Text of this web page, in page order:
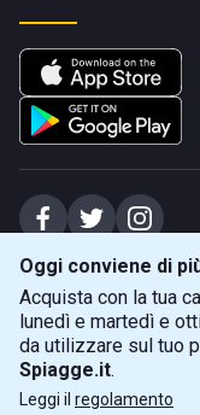
Oggi conviene di
Acquista con la tua
lunedì e martedì e
da utilizzare sul tuo
Spiagge.it.
Leggi il regolamento
Spiagge Srl - Sede legale:
capitale sociale Euro
Sede operativa: Via
info@spiagge.it - p.i./c.f.
© 2026 Spiagge Srl.